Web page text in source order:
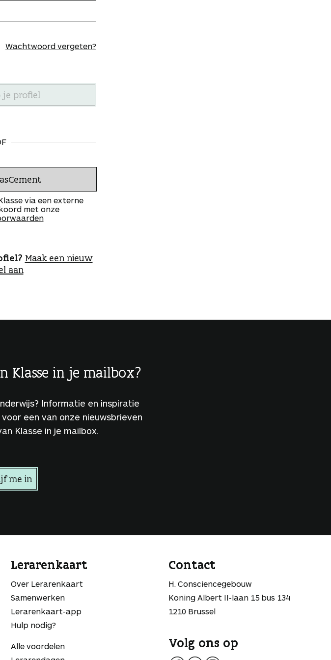
Wachtwoord vergeten?
I
n
l
o
e
n
via een externe
met onze
Maak een nieuw
aan
Klasse in je mailbox?
Informatie en inspiratie
een van onze nieuwsbrieven
Klasse in je mailbox.
me in
Lerarenkaart
Over Lerarenkaart
Samenwerken
Lerarenkaart-app
Hulp nodig?
Alle voordelen
Contact
H. Consciencegebouw
Koning Albert II-laan 15 bus 134
1210 Brussel
Volg ons op